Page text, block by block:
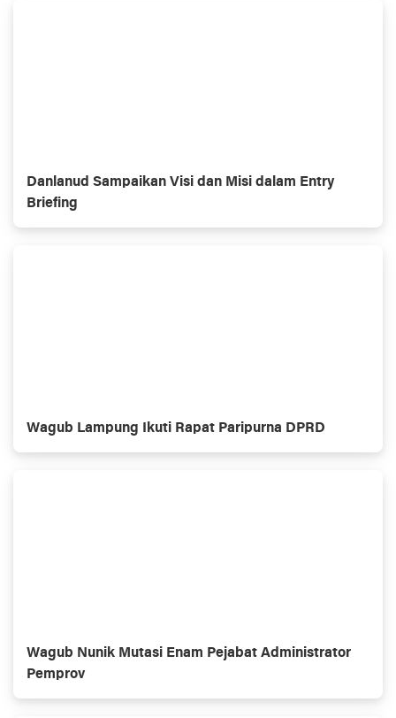
Danlanud Sampaikan Visi dan Misi dalam Entry
Briefing
Wagub Lampung Ikuti Rapat Paripurna DPRD
Wagub Nunik Mutasi Enam Pejabat Administrator
Pemprov